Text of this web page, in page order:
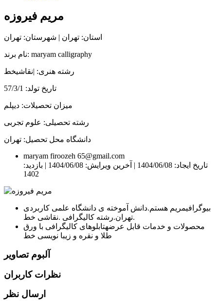
مریم فیروزه
استان: تهران | شهرستان: تهران
نام برند: maryam calligraphy
رشته هنری: |نقاشیخط
تاریخ تولد: 57/3/1
میزان تحصیلات: دیپلم
رشته تحصیلی: علوم تجربی
دانشگاه محل تحصیل: تهران
maryam firoozeh 65@gmail.com
تاریخ ایجاد: 1404/06/08 |
آخرین ویرایش: 1404/06/08 |
بازدید:
1402
بیوگرافیمریم هستم.دانش آموخته ی دانشگاه علمی کاربردی
تهران.رشته کالیگرافی .نقاشی خط.
محصولات و خدمات قابل عرضهتابلوهای کالیگرافی با ورق
طلا و نقره و زیبا نویسی خط
آلبوم تصاویر
نظرات کاربران
ارسال نظر